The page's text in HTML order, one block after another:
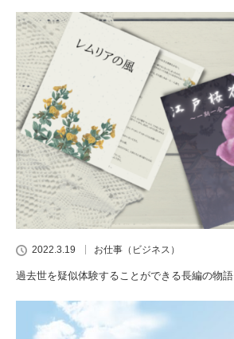
2022.3.19 お仕事（ビジネス）
過去世を疑似体験することができる長編の物語